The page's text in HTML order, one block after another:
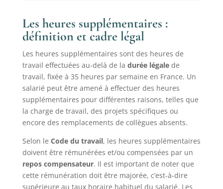
Les heures supplémentaires :
définition et cadre légal
Les heures supplémentaires sont des heures de
travail effectuées au-delà de la durée légalede
travail, fixée à 35 heures par semaine en France. Un
salarié peut être amené à effectuer des heures
supplémentaires pour différentes raisons, telles que
la charge de travail, des projets spécifiques ou
encore des remplacements de collègues absents.
Selon le Code du travail, les heures supplémentaires
doivent être rémunérées et/ou compensées par un
repos compensateur. Il est important de noter que
cette rémunération doit être majorée, c’est-à-dire
supérieure au taux horaire habituel du salarié. Les